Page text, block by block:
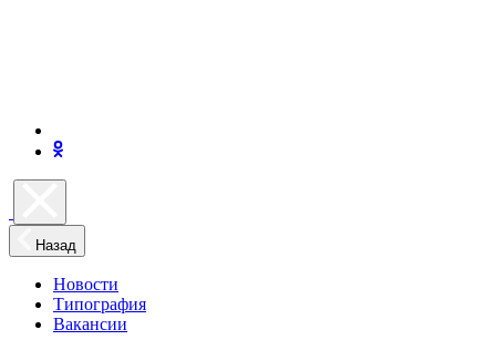
Назад
Новости
Типография
Вакансии